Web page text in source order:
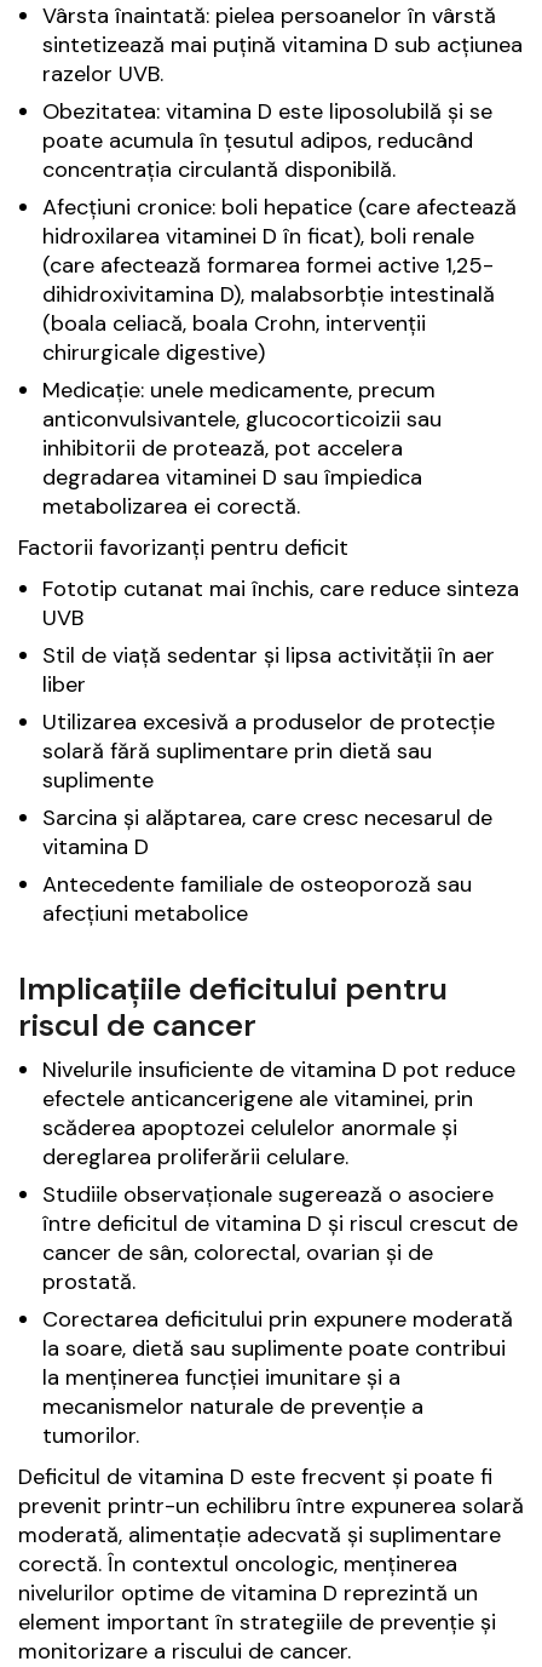
Vârsta înaintată: pielea persoanelor în vârstă
sintetizează mai puțină vitamina D sub acțiunea
razelor UVB.
Obezitatea: vitamina D este liposolubilă și se
poate acumula în țesutul adipos, reducând
concentrația circulantă disponibilă.
Afecțiuni cronice: boli hepatice (care afectează
hidroxilarea vitaminei D în ficat), boli renale
(care afectează formarea formei active 1,25-
dihidroxivitamina D), malabsorbție intestinală
(boala celiacă, boala Crohn, intervenții
chirurgicale digestive)
Medicație: unele medicamente, precum
anticonvulsivantele, glucocorticoizii sau
inhibitorii de protează, pot accelera
degradarea vitaminei D sau împiedica
metabolizarea ei corectă.
Factorii favorizanți pentru deficit
Fototip cutanat mai închis, care reduce sinteza
UVB
Stil de viață sedentar și lipsa activității în aer
liber
Utilizarea excesivă a produselor de protecție
solară fără suplimentare prin dietă sau
suplimente
Sarcina și alăptarea, care cresc necesarul de
vitamina D
Antecedente familiale de osteoporoză sau
afecțiuni metabolice
Implicațiile deficitului pentru
riscul de cancer
Nivelurile insuficiente de vitamina D pot reduce
efectele anticancerigene ale vitaminei, prin
scăderea apoptozei celulelor anormale și
dereglarea proliferării celulare.
Studiile observaționale sugerează o asociere
între deficitul de vitamina D și riscul crescut de
cancer de sân, colorectal, ovarian și de
prostată.
Corectarea deficitului prin expunere moderată
la soare, dietă sau suplimente poate contribui
la menținerea funcției imunitare și a
mecanismelor naturale de prevenție a
tumorilor.
Deficitul de vitamina D este frecvent și poate fi
prevenit printr-un echilibru între expunerea solară
moderată, alimentație adecvată și suplimentare
corectă. În contextul oncologic, menținerea
nivelurilor optime de vitamina D reprezintă un
element important în strategiile de prevenție și
monitorizare a riscului de cancer.